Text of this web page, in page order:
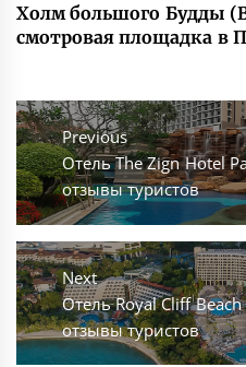
Холм большого Будды
смотровая площадка в
Навигация
по
записям
Previous
Previous
post:
Отель The Zign Hotel
отзывы туристов
Next
Next
post:
Отель Royal Cliff
отзывы туристов